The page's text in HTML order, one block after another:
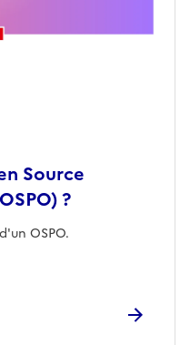
Source
?
OSPO.